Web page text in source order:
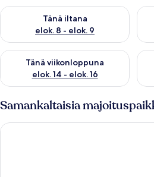
Tänä iltana
elok. 8 - elok. 9
Tarkista tämän illan saatavuus elok.
Tänä viikonloppuna
elok. 14 - elok. 16
Tarkista tämän viikonlopun
Samankaltaisia
Courtyard by Marriott Tampere City